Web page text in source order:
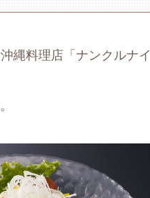
縄料理店「ナンクルナイ